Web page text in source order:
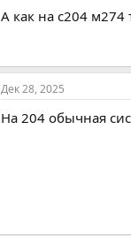
А как на с204 м274
Дек 28, 2025
На 204 обычная